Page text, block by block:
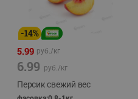
-14%
5.99 руб./кг
6.99 руб./кг
Персик свежий вес